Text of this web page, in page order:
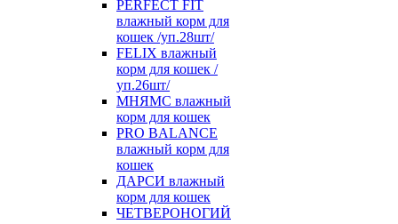
PERFECT FIT
влажный корм для
кошек /уп.28шт/
FELIX влажный
корм для кошек /
уп.26шт/
МНЯМС влажный
корм для кошек
PRO BALANCE
влажный корм для
кошек
ДАРСИ влажный
корм для кошек
ЧЕТВЕРОНОГИЙ